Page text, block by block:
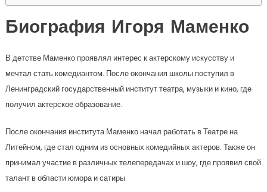
Биография Игоря Маменко
В детстве Маменко проявлял интерес к актерскому искусству и
мечтал стать комедиантом. После окончания школы поступил в
Ленинградский государственный институт театра, музыки и кино, где
получил актерское образование.
После окончания института Маменко начал работать в Театре на
Литейном, где стал одним из основных комедийных актеров. Также он
принимал участие в различных телепередачах и шоу, где проявил свой
талант в области юмора и сатиры.